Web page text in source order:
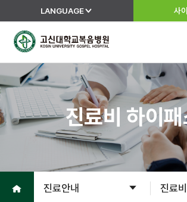
LANGUAGE 사
진료 안내
진료과
외래진료
진료안내
진료절차
진료의뢰서
진료비 하이
진료안내 진료